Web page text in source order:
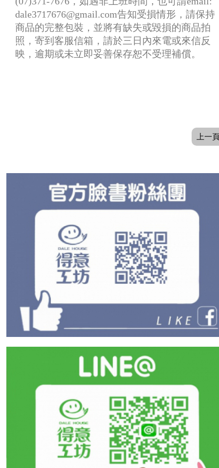
dale3717676@gmail.com告知受損情形，請保持
商品的完整包裝，並將有缺失或毀損的商品拍
照，寄到客服信箱，請於三日內來電或來信反
映，逾期或未立即妥善保存恕不受理補償。
上一